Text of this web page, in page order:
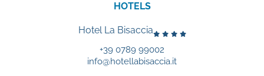
HOTELS
Hotel La Bisaccia
+39 0789 99002
info@hotellabisaccia.it